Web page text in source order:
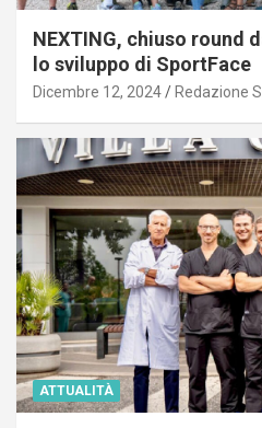
NEXTING, chiuso round
lo sviluppo di SportFace
Dicembre 12, 2024 Redazione
ATTUALITÀ